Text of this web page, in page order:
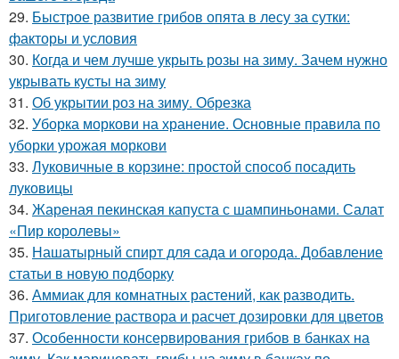
29. Быстрое развитие грибов опята в лесу за сутки:
факторы и условия
30. Когда и чем лучше укрыть розы на зиму. Зачем нужно
укрывать кусты на зиму
31. Об укрытии роз на зиму. Обрезка
32. Уборка моркови на хранение. Основные правила по
уборки урожая моркови
33. Луковичные в корзине: простой способ посадить
луковицы
34. Жареная пекинская капуста с шампиньонами. Салат
«Пир королевы»
35. Нашатырный спирт для сада и огорода. Добавление
статьи в новую подборку
36. Аммиак для комнатных растений, как разводить.
Приготовление раствора и расчет дозировки для цветов
37. Особенности консервирования грибов в банках на